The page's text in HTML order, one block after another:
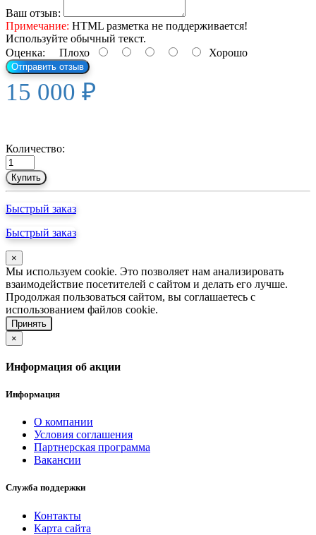
Ваш отзыв:
Примечание: HTML разметка не поддерживается!
Используйте обычный текст.
Оценка: Плохо Хорошо
Отправить отзыв
15 000 ₽
Количество:
Купить
Быстрый заказ
Быстрый заказ
×
Мы используем cookie. Это позволяет нам анализировать
взаимодействие посетителей с сайтом и делать его лучше.
Продолжая пользоваться сайтом, вы соглашаетесь с
использованием файлов cookie.
Принять
×
Информация об акции
Информация
О компании
Условия соглашения
Партнерская программа
Вакансии
Служба поддержки
Контакты
Карта сайта